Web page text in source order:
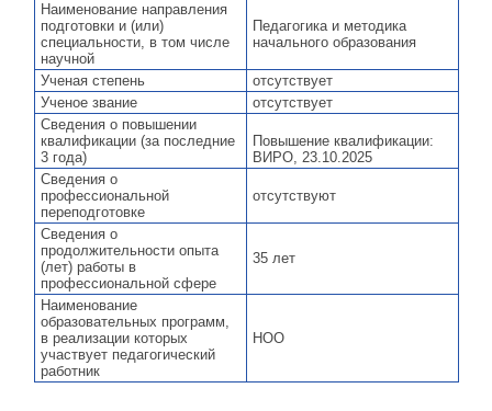
Наименование направления
подготовки и (или)
специальности, в том числе
научной
Педагогика и методика
начального образования
Ученая степень
отсутствует
Ученое звание
отсутствует
Сведения о повышении
квалификации (за последние
3 года)
Повышение квалификации:
ВИРО, 23.10.2025
Сведения о
профессиональной
переподготовке
отсутствуют
Сведения о
продолжительности опыта
(лет) работы в
профессиональной сфере
35 лет
Наименование
образовательных программ,
в реализации которых
участвует педагогический
работник
НОО